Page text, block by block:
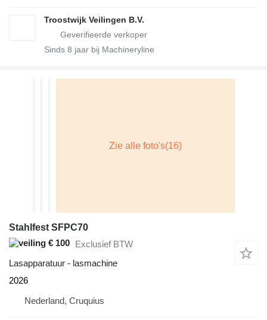
Troostwijk Veilingen B.V.
Sinds 8 jaar bij Machineryline
Stahlfest SFPC70
€ 100 Exclusief BTW
Lasapparatuur - lasmachine
2026
Nederland, Cruquius